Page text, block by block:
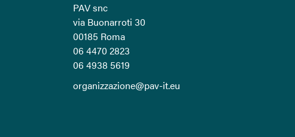
PAV snc
via Buonarroti 30
00185 Roma
06 4470 2823
06 4938 5619
organizzazione@pav-it.eu